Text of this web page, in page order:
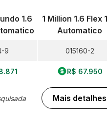
1.6
9
1 Million 1.6 Flex
Automatico
015160-2
R$ 67.950
Mais detalhes